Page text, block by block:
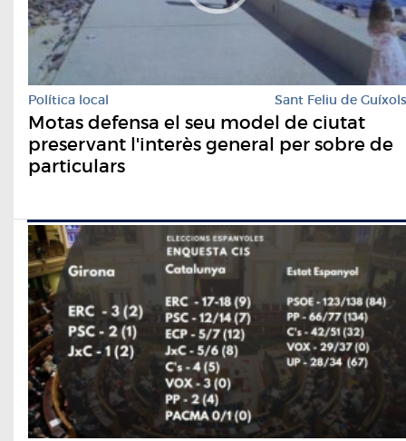
Política local Sant Feliu de Guíxols
Motas defensa el seu model de ciutat
preservant l'interès general per sobre de
particulars